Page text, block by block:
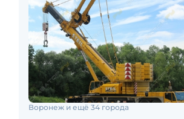
Воронеж и ещё 34 города